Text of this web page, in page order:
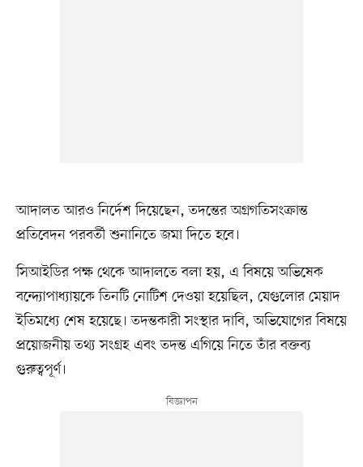
আদালত আরও নির্দেশ দিয়েছেন, তদন্তের অগ্রগতিসংক্রান্ত
প্রতিবেদন পরবর্তী শুনানিতে জমা দিতে হবে।
সিআইডির পক্ষ থেকে আদালতে বলা হয়, এ বিষয়ে অভিষেক
বন্দ্যোপাধ্যায়কে তিনটি নোটিশ দেওয়া হয়েছিল, যেগুলোর মেয়াদ
ইতিমধ্যে শেষ হয়েছে। তদন্তকারী সংস্থার দাবি, অভিযোগের বিষয়ে
প্রয়োজনীয় তথ্য সংগ্রহ এবং তদন্ত এগিয়ে নিতে তাঁর বক্তব্য
গুরুত্বপূর্ণ।